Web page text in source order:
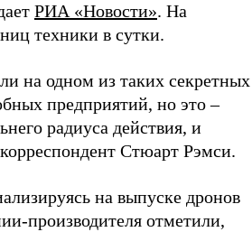
РИА «Новости». На
техники в сутки.
на одном из таких секретных
предприятий, но это –
радиуса действия, и
Стюарт Рэмси.
на выпуске дронов
производителя отметили,